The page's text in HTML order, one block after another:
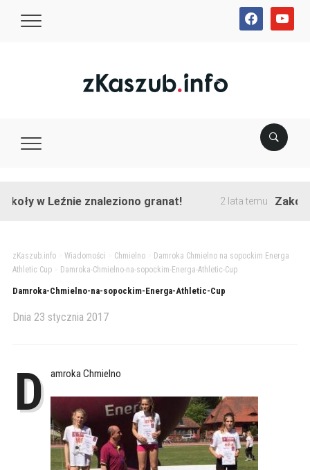
facebookyoutube
w Leźnie znaleziono granat! 2 lata temu
zKaszub.info> Wiadomości Chmielno>
Damroka Chmielno na sopockim Energa
Athletic Cup> Damroka-Chmielno-na-sopockim-Energa-Athletic-Cup
Damroka-Chmielno-na-sopockim-Energa-Athletic-Cup
Dnia 23 stycznia 2017
D amroka Chmielno